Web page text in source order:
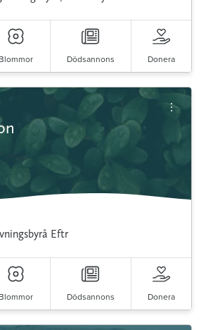
Blommor Dödsannons Donera
Eftr
Blommor Dödsannons Donera